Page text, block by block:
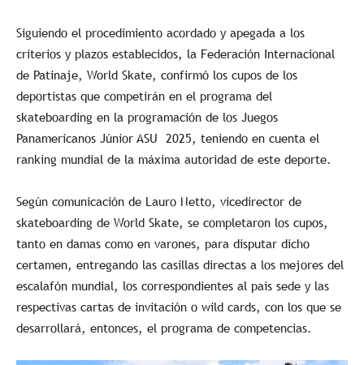
Siguiendo el procedimiento acordado y apegada a los
criterios y plazos establecidos, la Federación Internacional
de Patinaje, World Skate, confirmó los cupos de los
deportistas que competirán en el programa del
skateboarding en la programación de los Juegos
Panamericanos Júnior ASU 2025, teniendo en cuenta el
ranking mundial de la máxima autoridad de este deporte.
Según comunicación de Lauro Netto, vicedirector de
skateboarding de World Skate, se completaron los cupos,
tanto en damas como en varones, para disputar dicho
certamen, entregando las casillas directas a los mejores del
escalafón mundial, los correspondientes al país sede y las
respectivas cartas de invitación o wild cards, con los que se
desarrollará, entonces, el programa de competencias.